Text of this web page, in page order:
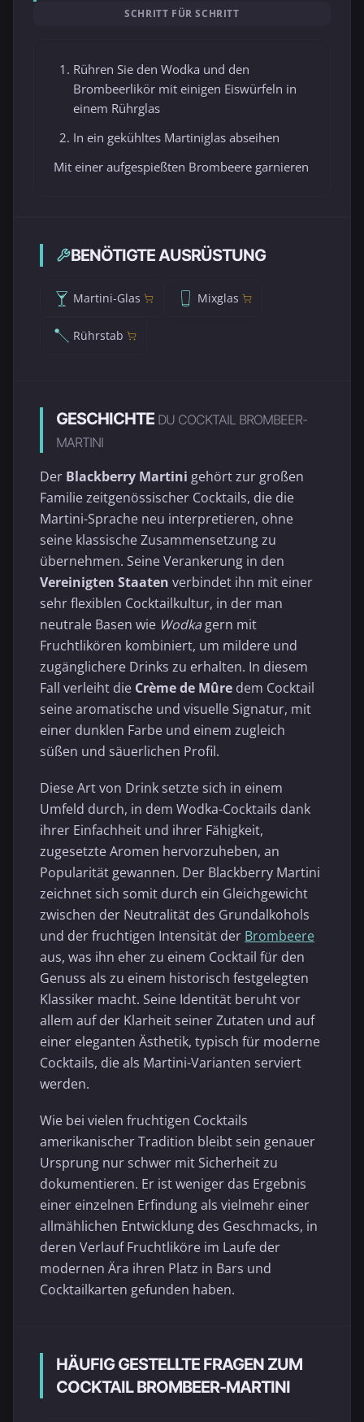
SCHRITT FÜR SCHRITT
Rühren Sie den Wodka und den
Brombeerlikör mit einigen Eiswürfeln in
einem Rührglas
In ein gekühltes Martiniglas abseihen
Mit einer aufgespießten Brombeere garnieren
BENÖTIGTE AUSRÜSTUNG
Martini-Glas Mixglas
Rührstab
GESCHICHTE DU COCKTAIL BROMBEER-
MARTINI
Der Blackberry Martini gehört zur großen
Familie zeitgenössischer Cocktails, die die
Martini-Sprache neu interpretieren, ohne
seine klassische Zusammensetzung zu
übernehmen. Seine Verankerung in den
Vereinigten Staaten verbindet ihn mit einer
sehr flexiblen Cocktailkultur, in der man
neutrale Basen wie Wodka gern mit
Fruchtlikören kombiniert, um mildere und
zugänglichere Drinks zu erhalten. In diesem
Fall verleiht die Crème de Mûre dem Cocktail
seine aromatische und visuelle Signatur, mit
einer dunklen Farbe und einem zugleich
süßen und säuerlichen Profil.
Diese Art von Drink setzte sich in einem
Umfeld durch, in dem Wodka-Cocktails dank
ihrer Einfachheit und ihrer Fähigkeit,
zugesetzte Aromen hervorzuheben, an
Popularität gewannen. Der Blackberry Martini
zeichnet sich somit durch ein Gleichgewicht
zwischen der Neutralität des Grundalkohols
und der fruchtigen Intensität der Brombeere
aus, was ihn eher zu einem Cocktail für den
Genuss als zu einem historisch festgelegten
Klassiker macht. Seine Identität beruht vor
allem auf der Klarheit seiner Zutaten und auf
einer eleganten Ästhetik, typisch für moderne
Cocktails, die als Martini-Varianten serviert
werden.
Wie bei vielen fruchtigen Cocktails
amerikanischer Tradition bleibt sein genauer
Ursprung nur schwer mit Sicherheit zu
dokumentieren. Er ist weniger das Ergebnis
einer einzelnen Erfindung als vielmehr einer
allmählichen Entwicklung des Geschmacks, in
deren Verlauf Fruchtliköre im Laufe der
modernen Ära ihren Platz in Bars und
Cocktailkarten gefunden haben.
HÄUFIG GESTELLTE FRAGEN ZUM
COCKTAIL BROMBEER-MARTINI